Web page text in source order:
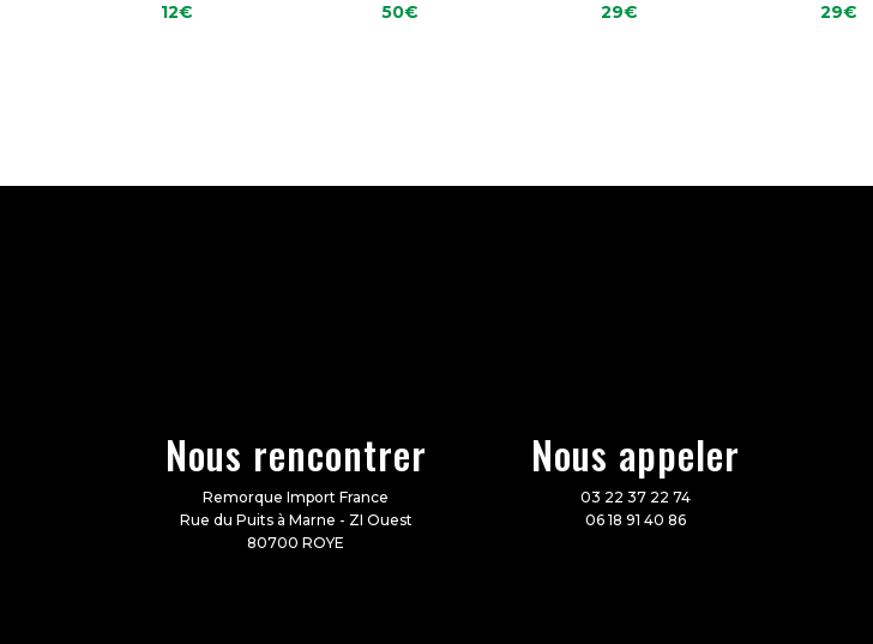
12€ 50€ 29€ 29€
Nous rencontrer
Remorque Import France
Rue du Puits à Marne - ZI Ouest
80700 ROYE
Nous appeler
03 22 37 22 74
06 18 91 40 86